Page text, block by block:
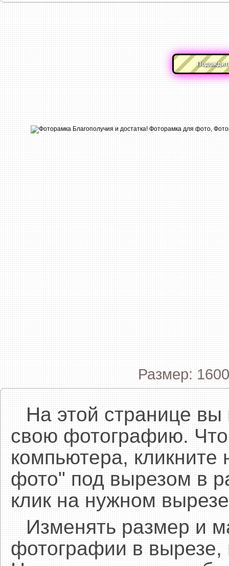
Размер:
На этой странице вы
свою фотографию.
компьютера, кликните
фото" под вырезом в
клик на нужном
Изменять размер и
фотографии в